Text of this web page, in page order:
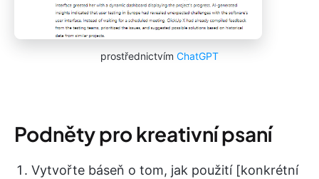
prostřednictvím ChatGPT
Podněty pro kreativní psaní
Vytvořte báseň o tom, jak použití [konkrétní